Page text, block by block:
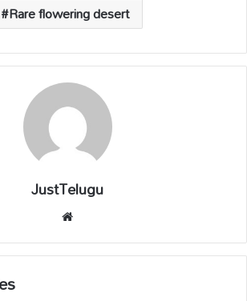
Rare flowering desert
JustTelugu
bsi
te